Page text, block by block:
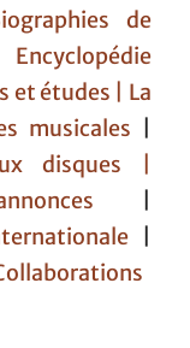
de
Encyclopédie
et études | La
musicales
disques |